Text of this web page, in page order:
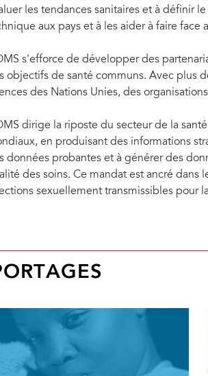
les tendances sanitaires et à définir
aux pays et à les aider à faire
s'efforce de développer des
objectifs de santé communs. Avec plus
des Nations Unies, des
dirige la riposte du secteur de la
en produisant des informations
données probantes et à générer des
des soins. Ce mandat est ancré dans
sexuellement transmissibles pour